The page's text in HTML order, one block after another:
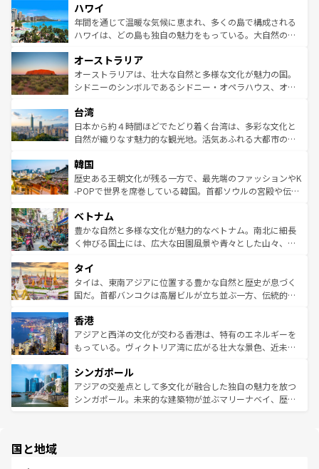
ば市内交通費無料で観光を楽しむこともできる。 なお、新
着のスイス情報はコンテンツ一覧 を参照してほしい。
のような巨大都市は、観光、ショッピング、エンターテイ
ンメントが詰まった刺激的なスポットだ。一方、アメリカ
西部には大自然が広がり、グランドキャニオンやイエロー
部のニューオーリンズでは、音楽と美食が融合した独特の
文化が魅力。旅行者はアメリカの各地域で異なる魅力を楽
しみながら、その多様性と豊かな歴史を感じることができ
ならではの贅沢な旅のスタイルだ。 なお、新着のアメリカ
情報はコンテンツ一覧を参照してほしい。
ハワイ
年間を通じて温暖な気候に恵まれ、多くの島で構成される
ハワイは、どの島も独自の魅力をもっている。大自然の神
ワイ島は見逃せない。また、定番の観光地といえばオアフ
島だが、静かな自然を求めるならマウイ島やカウアイ島が
おすすめ。エメラルドグリーンに輝く海をはじめ、豊かな
れるおもてなしの心で訪れる人々を迎えてくれるハワイの
人々、おいしいローカルフードやハワイアンミュージッ
ク、伝統的なフラダンスなど、すべてがハワイの魅力を彩
ワイを、存分に味わってほしい。 なお、新着のハワイ情報
はコンテンツ一覧を参照してほしい。
オーストラリア
オーストラリアは、壮大な自然と多様な文化が魅力の国。
シドニーのシンボルであるシドニー・オペラハウス、オー
リアリーフや大陸中央部にそびえるウルル（エアーズロッ
ク）、タスマニアの美しい原生林やケアンズの熱帯雨林な
ど、見どころがたくさん。また、カフェやワイン、オージ
いる。アクティビティも充実しており、サーフィンやダイ
ビング、ハイキングなど、アウトドア好きにはたまらな
い。オーストラリアの多彩な魅力を存分に味わいつくそ
参照してほしい。
台湾
日本から約４時間ほどでたどり着く台湾は、多彩な文化と
自然が織りなす魅力的な観光地。活気あふれる大都市の台
ン）、静ひつな山岳地帯である台湾東部など、都市の喧騒
と山間の静けさが共存しており、訪れる人に新しい発見と
驚きをもたらしてくれる。また、奥深い台湾の食文化も魅
容にもいいと評判のスイーツなど、バラエティ豊かな料理
が味わえる。 なお、新着の台湾情報は コンテンツ一覧を参
照してほしい。
韓国
歴史ある王朝文化が残る一方で、最先端のファッションやK
-POPで世界を席巻している韓国。首都ソウルの宮殿や伝統
き、地方に足を延ばせば四季折々の自然美を楽しむことが
できる。そして、キムチや焼肉、絶品のストリートフード
まで、さまざまな韓国料理が待っている。夜には、韓国な
リティに包まれながら、韓国の多彩な魅力を心ゆくまで味
わってみてほしい。 なお、新着の韓国情報はコンテンツ一
覧を参照してほしい。
ベトナム
豊かな自然と多様な文化が魅力的なベトナム。南北に細長
く伸びる国土には、広大な田園風景や青々とした山々、世
急速な発展と共に伝統が息づく。ハノイの古い町並みやホ
ーチミン市のフランス統治時代の建物も、独特の雰囲気を
醸し出している。また、バラエティの豊かさとおいしさで
とつ。フォーやバインミー、ベトナムコーヒーなどは、ぜ
ひ現地で味わいたい。どの地域を訪れてもあたたかい人々
が旅行者を迎えてくれるので、きっと忘れられない旅にな
参照してほしい。
タイ
タイは、東南アジアに位置する豊かな自然と歴史が息づく
国だ。首都バンコクは高層ビルが立ち並ぶ一方、伝統的な
の活気が交差している。北部ではチェンマイなどの山岳地
帯で自然と触れ合い、南部ではプーケットやクラビの美し
いビーチでリゾート気分を楽しむことができる。タイ料理
激する。気候は一年中温暖で、どの季節にも異なる楽しみ
が待っている。親しみやすいタイの人々、仏教を中心とし
た文化、そして多様な観光資源が、訪れる旅人を魅了し続
香港
アジアと西洋の文化が交わる香港は、特有のエネルギーを
もっている。ヴィクトリア湾に広がる壮大な景色、近未来
み、どこを訪れても感動するはず。観光スポットが密集し
ており、効率よく見どころを回れるのも魅力。息をのむよ
うな絶景から文化的な体験まで、香港を存分に楽しみ尽く
シンガポール
アジアの交差点として多文化が融合した独自の魅力を放つ
シンガポール。未来的な建築物が並ぶマリーナベイ、歴史
国と地域